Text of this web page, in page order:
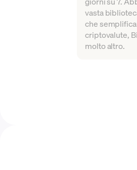
vasta
che
criptovalute,
molto altro.